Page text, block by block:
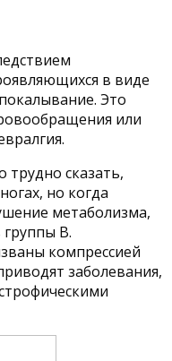
в виде
Это
или
сказать,
но когда
метаболизма,
В.
компрессией
заболевания,